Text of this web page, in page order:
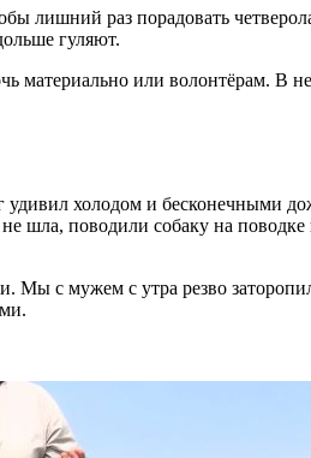
лишний раз порадовать
гуляют.
или волонтёрам. В
холодом и бесконечными
шла, поводили собаку на
с мужем с утра резво